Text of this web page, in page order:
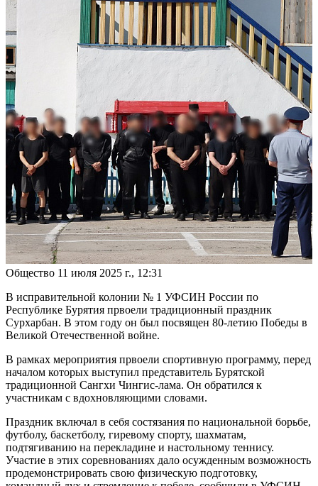
Общество 11 июля 2025 г., 12:31
В исправительной колонии № 1 УФСИН России по
Республике Бурятия првоели традиционный праздник
Сурхарбан. В этом году он был посвящен 80-летию Победы в
Великой Отечественной войне.
В рамках мероприятия првоели спортивную программу, перед
началом которых выступил представитель Бурятской
традиционной Сангхи Чингис-лама. Он обратился к
участникам с вдохновляющими словами.
Праздник включал в себя состязания по национальной борьбе,
футболу, баскетболу, гиревому спорту, шахматам,
подтягиванию на перекладине и настольному теннису.
Участие в этих соревнованиях дало осужденным возможность
продемонстрировать свою физическую подготовку,